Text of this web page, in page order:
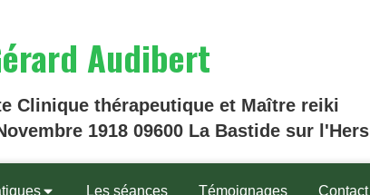
Audibert
Clinique thérapeutique et Maître reiki
1918 09600 La Bastide sur l'Hers
Les séances Témoignages Contact